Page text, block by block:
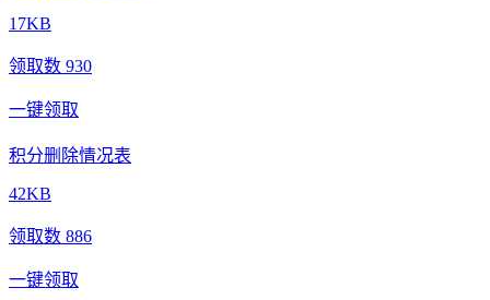
17KB
领取数 930
一键领取
积分删除情况表
42KB
领取数 886
一键领取